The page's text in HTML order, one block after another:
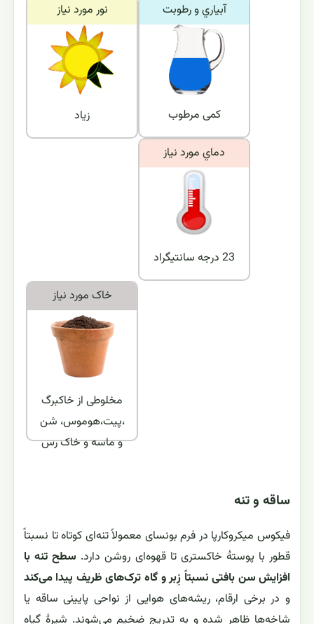
نور مورد نياز
زیاد
آبياري و رطوبت
کمی مرطوب
دماي مورد نياز
23 درجه سانتیگراد
خاک مورد نياز
مخلوطی از خاکبرگ
،پیت،هوموس، شن
و ماسه و خاک رس
ساقه و تنه
فیکوس میکروکارپا در فرم بونسای معمولاً تنه‌ای کوتاه تا نسبتاً
قطور با پوستۀ خاکستری تا قهوه‌ای روشن دارد. سطح تنه با
افزایش سن بافتی نسبتاً زِبر و گاه ترک‌های ظریف پیدا می‌کند
و در برخی ارقام، ریشه‌های هوایی از نواحی پایینی ساقه یا
شاخه‌ها ظاهر شده و به تدریج ضخیم می‌شوند. شیرهٔ گیاه